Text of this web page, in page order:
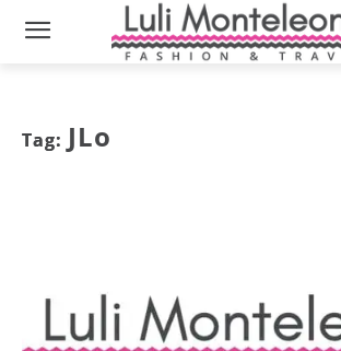
Tag: JLo